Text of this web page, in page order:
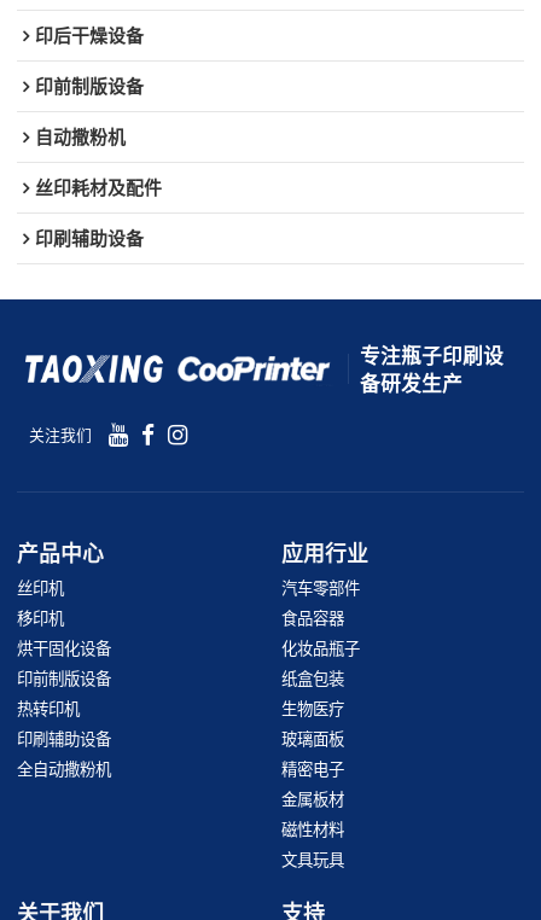
印后干燥设备
印前制版设备
自动撒粉机
丝印耗材及配件
印刷辅助设备
专注瓶子印刷设
备研发生产
关注我们
产品中心
丝印机
移印机
烘干固化设备
印前制版设备
热转印机
印刷辅助设备
全自动撒粉机
应用行业
汽车零部件
食品容器
化妆品瓶子
纸盒包装
生物医疗
玻璃面板
精密电子
金属板材
磁性材料
文具玩具
关于我们 支持